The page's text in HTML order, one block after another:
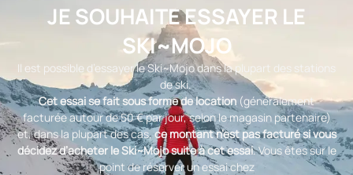
JE SOUHAITE ESSAYER LE
SKI~MOJO
Il est possible d’essayer le Ski~Mojo dans la plupart des stations
de ski.
Cet essai se fait sous forme de location (généralement
facturée autour de 50 € par jour, selon le magasin partenaire)
et, dans la plupart des cas,ce montant n’est pas facturé si vous
décidez d’acheter le Ski~Mojo suite à cet essai. Vous êtes sur le
point de réserver un essai chez